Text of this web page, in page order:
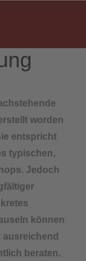
worden
entspricht
typischen,
Jedoch
können
beraten.